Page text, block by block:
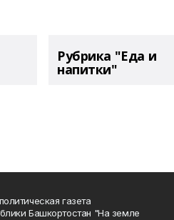
Рубрика "Еда и
напитки"
газета
Башкортостан "На земле